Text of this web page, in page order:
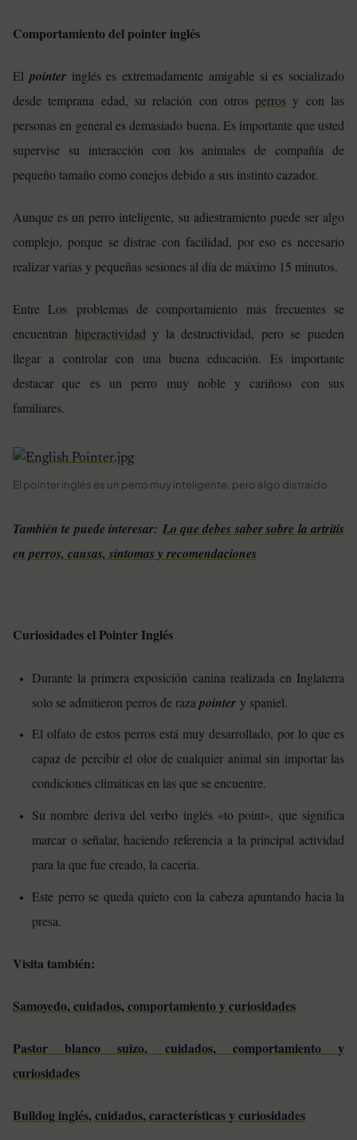
Comportamiento del pointer inglés
El pointeringlés es extremadamente amigable si es socializado
desde temprana edad, su relación con otros perros y con las
personas en general es demasiado buena. Es importante que usted
supervise su interacción con los animales de compañía de
pequeño tamaño como conejos debido a sus instinto cazador.
Aunque es un perro inteligente, su adiestramiento puede ser algo
complejo, porque se distrae con facilidad, por eso es necesario
realizar varias y pequeñas sesiones al día de máximo 15 minutos.
Entre Los problemas de comportamiento más frecuentes se
encuentran hiperactividad y la destructividad, pero se pueden
llegar a controlar con una buena educación. Es importante
destacar que es un perro muy noble y cariñoso con sus
familiares.
El pointer inglés es un perro muy inteligente, pero algo distraído.
También te puede interesar: Lo que debes saber sobre la artritis
en perros, causas, síntomas y recomendaciones
Curiosidades el Pointer Inglés
Durante la primera exposición canina realizada en Inglaterra
solo se admitieron perros de raza pointer y spaniel.
El olfato de estos perros está muy desarrollado, por lo que es
capaz de percibir el olor de cualquier animal sin importar las
condiciones climáticas en las que se encuentre.
Su nombre deriva del verbo inglés «to point», que significa
marcar o señalar, haciendo referencia a la principal actividad
para la que fue creado, la cacería.
Este perro se queda quieto con la cabeza apuntando hacia la
presa.
Visita también:
Samoyedo, cuidados, comportamiento y curiosidades
Pastor blanco suizo, cuidados, comportamiento y
curiosidades
Bulldog inglés, cuidados, características y curiosidades